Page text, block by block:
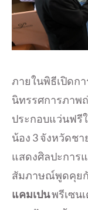
ภายในพิธีเปิดก
นิทรรศการภาพ
ประกอบแว่นฟรี
น้อง 3 จังหวัดช
แสดงศิลปะการ
สัมภาษณ์พูดคุยกั
แคมเปนพรีเซน